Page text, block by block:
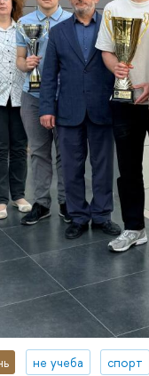
не учеба спорт